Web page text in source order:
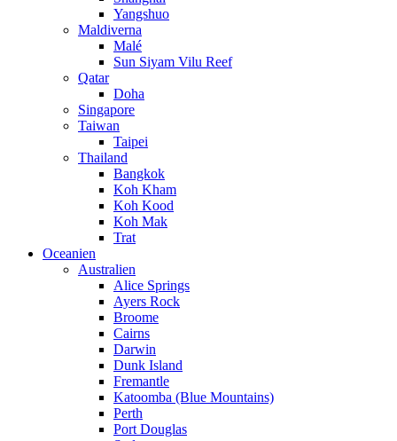
Yangshuo
Maldiverna
Malé
Sun Siyam Vilu Reef
Qatar
Doha
Singapore
Taiwan
Taipei
Thailand
Bangkok
Koh Kham
Koh Kood
Koh Mak
Trat
Oceanien
Australien
Alice Springs
Ayers Rock
Broome
Cairns
Darwin
Dunk Island
Fremantle
Katoomba (Blue Mountains)
Perth
Port Douglas